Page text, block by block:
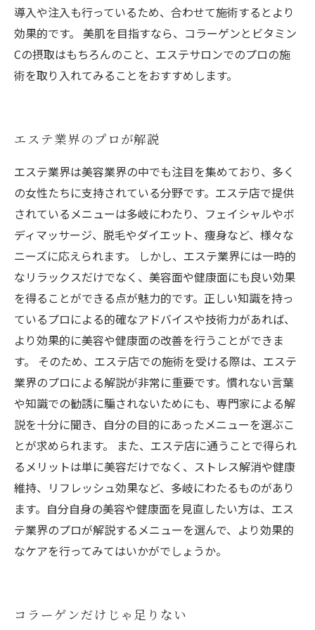
導入や注入も行っているため、合わせて施術するとより
効果的です。 美肌を目指すなら、コラーゲンとビタミン
Cの摂取はもちろんのこと、エステサロンでのプロの施
術を取り入れてみることをおすすめします。
エステ業界のプロが解説
エステ業界は美容業界の中でも注目を集めており、多く
の女性たちに支持されている分野です。エステ店で提供
されているメニューは多岐にわたり、フェイシャルやボ
ディマッサージ、脱毛やダイエット、痩身など、様々な
ニーズに応えられます。 しかし、エステ業界には一時的
なリラックスだけでなく、美容面や健康面にも良い効果
を得ることができる点が魅力的です。正しい知識を持っ
ているプロによる的確なアドバイスや技術力があれば、
より効果的に美容や健康面の改善を行うことができま
す。 そのため、エステ店での施術を受ける際は、エステ
業界のプロによる解説が非常に重要です。慣れない言葉
や知識での勧誘に騙されないためにも、専門家による解
説を十分に聞き、自分の目的にあったメニューを選ぶこ
とが求められます。 また、エステ店に通うことで得られ
るメリットは単に美容だけでなく、ストレス解消や健康
維持、リフレッシュ効果など、多岐にわたるものがあり
ます。自分自身の美容や健康面を見直したい方は、エス
テ業界のプロが解説するメニューを選んで、より効果的
なケアを行ってみてはいかがでしょうか。
コラーゲンだけじゃ足りない